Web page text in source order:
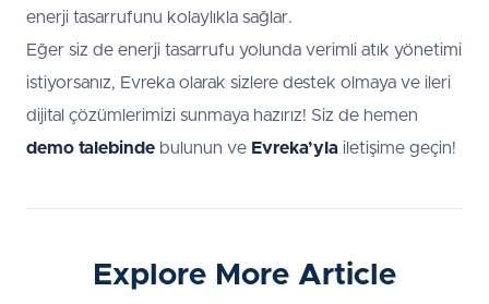
enerji tasarrufunu kolaylıkla sağlar.
Eğer siz de enerji tasarrufu yolunda verimli atık yönetimi
istiyorsanız, Evreka olarak sizlere destek olmaya ve ileri
dijital çözümlerimizi sunmaya hazırız! Siz de hemen
demo talebinde bulunun ve Evreka’yla iletişime geçin!
Explore More Article